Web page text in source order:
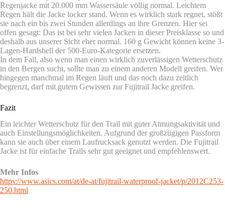
Regenjacke mit 20.000 mm Wassersäule völlig normal. Leichtem
Regen hält die Jacke locker stand. Wenn es wirklich stark regnet, stößt
sie nach ein bis zwei Stunden allerdings an ihre Grenzen. Hier sei
offen gesagt: Das ist bei sehr vielen Jacken in dieser Preisklasse so und
deshalb aus unserer Sicht eher normal. 160 g Gewicht können keine 3-
Lagen-Hardshell der 500-Euro-Kategorie ersetzen.
In dem Fall, also wenn man einen wirklich zuverlässigen Wetterschutz
in den Bergen sucht, sollte man zu einem anderen Modell greifen. Wer
hingegen manchmal im Regen läuft und das noch dazu zeitlich
begrenzt, darf mit gutem Gewissen zur Fujitrail Jacke greifen.
Fazit
Ein leichter Wetterschutz für den Trail mit guter Atmungsaktivität und
auch Einstellungsmöglichkeiten. Aufgrund der großzügigen Passform
kann sie auch über einem Laufrucksack genutzt werden. Die Fujitrail
Jacke ist für einfache Trails sehr gut geeignet und empfehlenswert.
Mehr Infos
https://www.asics.com/at/de-at/fujitrail-waterproof-jacket/p/2012C253-
250.html